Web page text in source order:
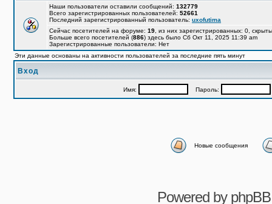
Наши пользователи оставили сообщений: 132779
Всего зарегистрированных пользователей: 52661
Последний зарегистрированный пользователь: uxofutima
Сейчас посетителей на форуме: 19 , из них зарегистрированных: 0,
Больше всего посетителей (886) здесь было Сб Окт 11, 2025 11:39 am
Зарегистрированные пользователи: Нет
Эти данные основаны на активности пользователей за последние пять минут
Вход
Имя: Пароль:
Новые сообщения
Powered by phpBB